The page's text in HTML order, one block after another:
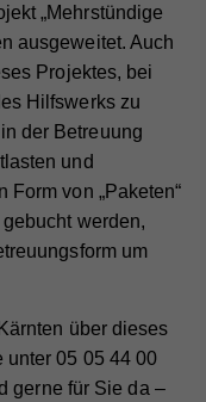
„Mehrstündige
ausgeweitet. Auch
Projektes, bei
Hilfswerks zu
der Betreuung
und
Form von „Paketen“
werden,
um
über dieses
unter 05 05 44 00
gerne für Sie da –